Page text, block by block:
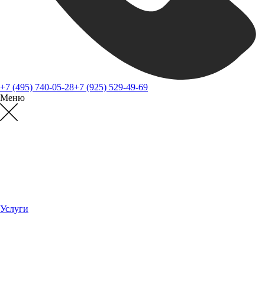
+7 (495) 740-05-28+7 (925) 529-49-69
Меню
Услуги